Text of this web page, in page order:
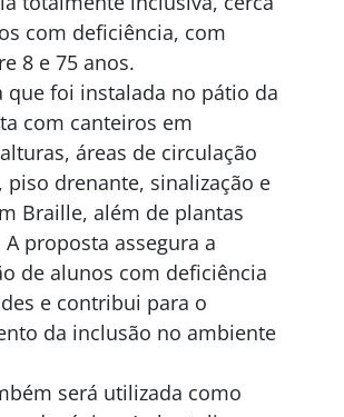
com deficiência, com
8 e 75 anos.
que foi instalada no pátio da
com canteiros em
áreas de circulação
piso drenante, sinalização e
Braille, além de plantas
proposta assegura a
de alunos com deficiência
e contribui para o
da inclusão no ambiente
será utilizada como